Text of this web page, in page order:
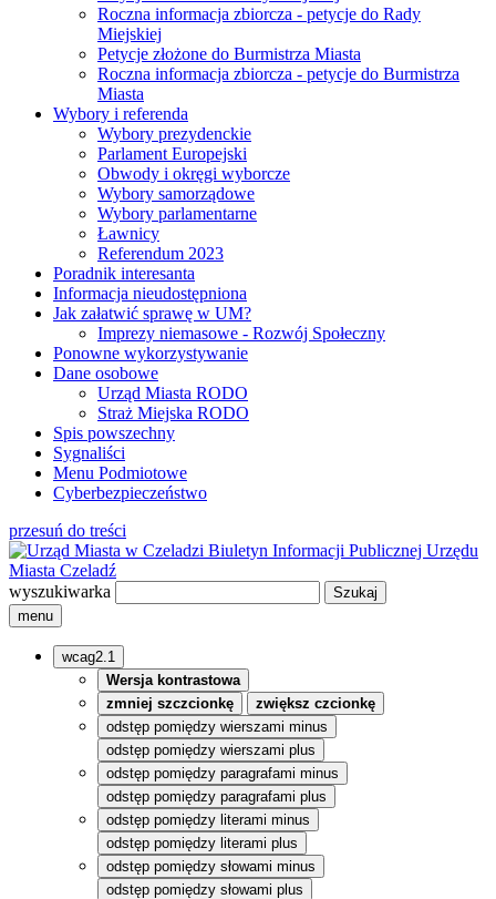
Roczna informacja zbiorcza - petycje do Rady
Miejskiej
Petycje złożone do Burmistrza Miasta
Roczna informacja zbiorcza - petycje do Burmistrza
Miasta
Wybory i referenda
Wybory prezydenckie
Parlament Europejski
Obwody i okręgi wyborcze
Wybory samorządowe
Wybory parlamentarne
Ławnicy
Referendum 2023
Poradnik interesanta
Informacja nieudostępniona
Jak załatwić sprawę w UM?
Imprezy niemasowe - Rozwój Społeczny
Ponowne wykorzystywanie
Dane osobowe
Urząd Miasta RODO
Straż Miejska RODO
Spis powszechny
Sygnaliści
Menu Podmiotowe
Cyberbezpieczeństwo
przesuń do treści
Biuletyn Informacji Publicznej Urzędu
Miasta Czeladź
wyszukiwarka
menu
wcag2.1
Wersja kontrastowa
zmniej szczcionkę
zwiększ czcionkę
odstęp pomiędzy wierszami minus
odstęp pomiędzy wierszami plus
odstęp pomiędzy paragrafami minus
odstęp pomiędzy paragrafami plus
odstęp pomiędzy literami minus
odstęp pomiędzy literami plus
odstęp pomiędzy słowami minus
odstęp pomiędzy słowami plus